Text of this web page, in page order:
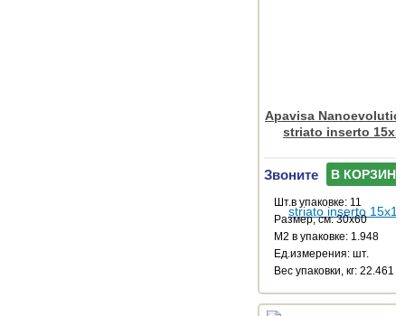
Apavisa
striato inserto
Звоните В КОРЗИНУ
Шт.в упаковке: 11
Размер, см: 30x60
М2 в упаковке: 1.948
Ед.измерения: шт.
Веc упаковки, кг: 22.461